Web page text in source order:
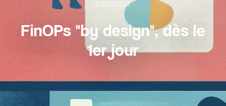
CAS CLIENT
FinOPs "by design", dès le
1er jour